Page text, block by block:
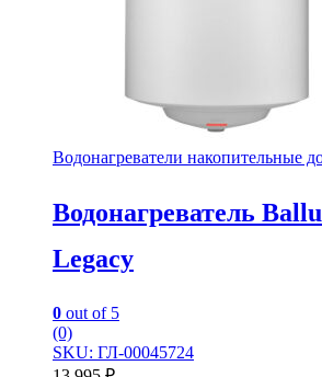
Водонагреватели накопительные
Водонагреватель
Legacy
0 out of 5
(0)
SKU: ГЛ-00045724